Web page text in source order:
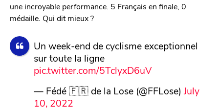
une incroyable performance. 5 Français en finale, 0
médaille. Qui dit mieux ?
Un week-end de cyclisme exceptionnel
sur toute la ligne
pic.twitter.com/5TclyxD6uV
— Fédé 🇫🇷 de la Lose (@FFLose) July
10, 2022